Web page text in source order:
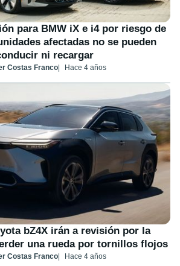
para BMW iX e i4 por riesgo de
afectadas no se pueden
ni recargar
Costas Franco Hace 4 años
bZ4X irán a revisión por la
una rueda por tornillos flojos
Costas Franco Hace 4 años